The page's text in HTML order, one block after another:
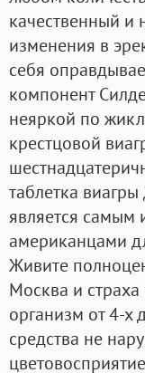
качественный и
изменения в
себя
компонент
неяркой по
крестцовой
таблетка
является самым
американцами
Живите
Москва и страха
организм от 4-х
средства не